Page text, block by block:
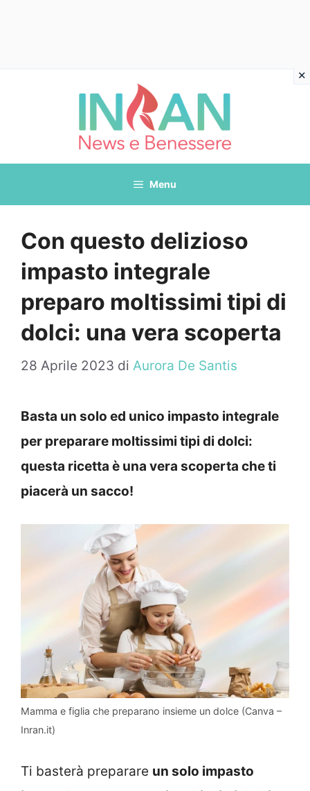
Menu
Con questo delizioso
impasto integrale
preparo moltissimi tipi di
dolci: una vera scoperta
28 Aprile 2023 di Aurora De Santis
Basta un solo ed unico impasto integrale
per preparare moltissimi tipi di dolci:
questa ricetta è una vera scoperta che ti
piacerà un sacco!
Mamma e figlia che preparano insieme un dolce (Canva –
Inran.it)
Ti basterà preparare un solo impasto